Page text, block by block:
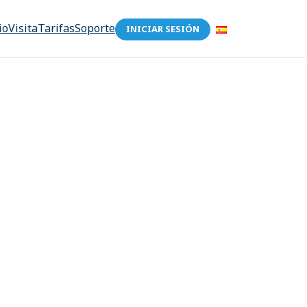
VisitaTarifasSoporte INICIAR SESIÓN